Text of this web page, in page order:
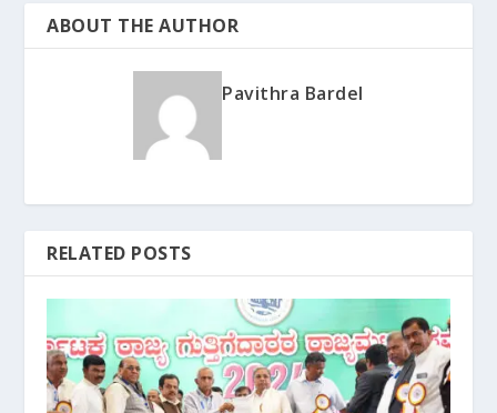
ABOUT THE AUTHOR
Pavithra Bardel
RELATED POSTS